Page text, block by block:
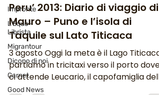
Impronte
L'Equo-
Librista
Migrantour
Dicono di noi
Carnet
Good News
Peru’ 2013: Diario di viaggio di
Mauro – Puno e l’isola di
Taquile sul Lato Titicaca
3 agosto Oggi la meta è il Lago Titicaca;
partiamo in tricitaxi verso il porto dove
ci attende Leucario, il capofamiglia della
famiglia...